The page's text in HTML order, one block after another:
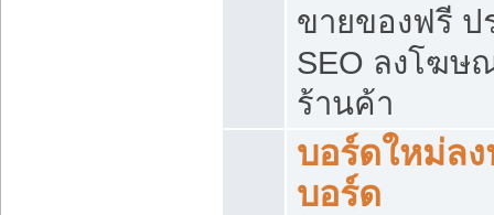
ขายของฟรี ป
SEO ลงโฆษ
ร้านค้า
บอร์ดใหม่ลง
บอร์ด